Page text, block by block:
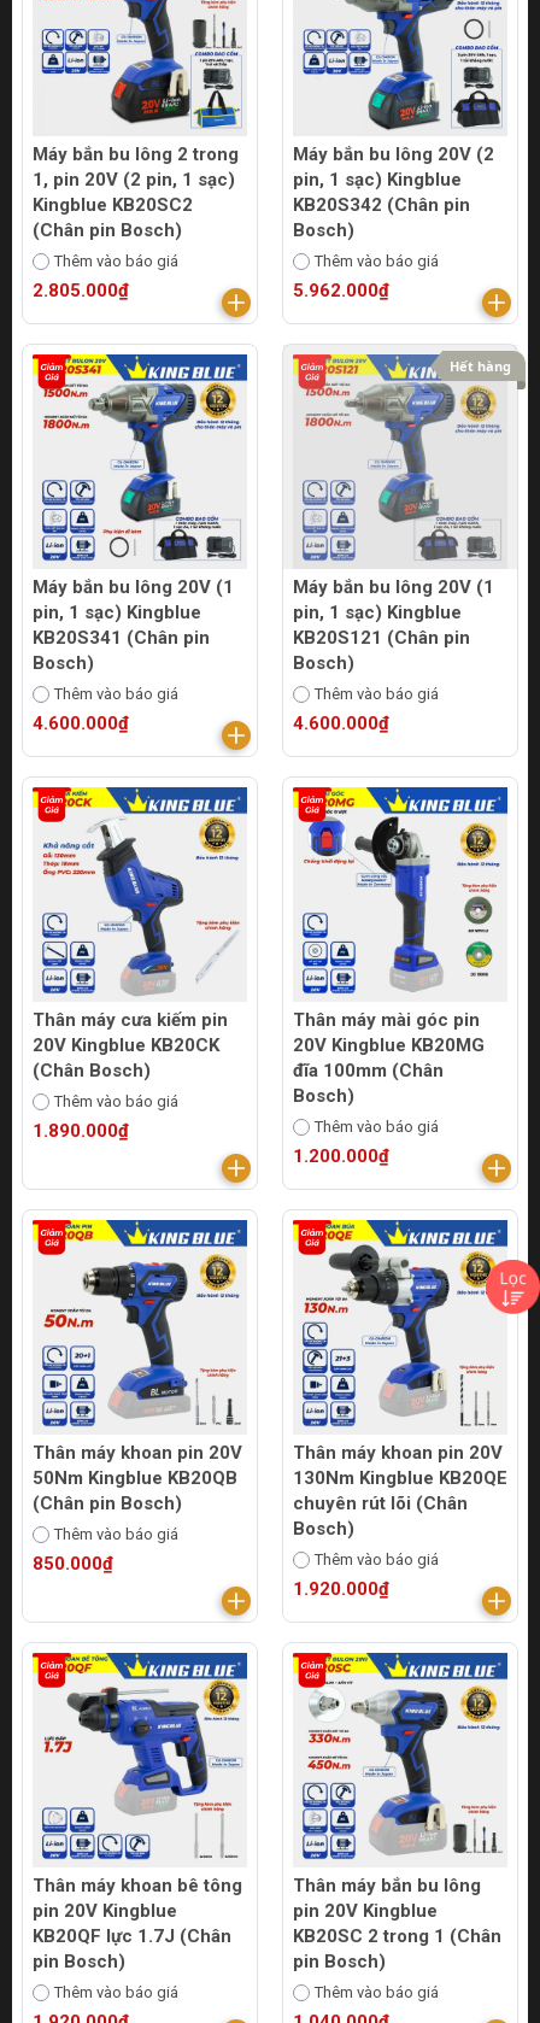
Máy bắn bu lông 2 trong
1, pin 20V (2 pin, 1 sạc)
Kingblue KB20SC2
(Chân pin Bosch)
Thêm vào báo giá
2.805.000₫
Máy bắn bu lông 20V (2
pin, 1 sạc) Kingblue
KB20S342 (Chân pin
Bosch)
Thêm vào báo giá
5.962.000₫
Máy bắn bu lông 20V (1
pin, 1 sạc) Kingblue
KB20S341 (Chân pin
Bosch)
Thêm vào báo giá
4.600.000₫
Hết hàng
Máy bắn bu lông 20V (1
pin, 1 sạc) Kingblue
KB20S121 (Chân pin
Bosch)
Thêm vào báo giá
4.600.000₫
Thân máy cưa kiếm pin
20V Kingblue KB20CK
(Chân Bosch)
Thêm vào báo giá
1.890.000₫
Thân máy mài góc pin
20V Kingblue KB20MG
đĩa 100mm (Chân
Bosch)
Thêm vào báo giá
1.200.000₫
Thân máy khoan pin 20V
50Nm Kingblue KB20QB
(Chân pin Bosch)
Thêm vào báo giá
850.000₫
Thân máy khoan pin 20V
130Nm Kingblue KB20QE
chuyên rút lõi (Chân
Bosch)
Thêm vào báo giá
1.920.000₫
Thân máy khoan bê tông
pin 20V Kingblue
KB20QF lực 1.7J (Chân
pin Bosch)
Thêm vào báo giá
Thân máy bắn bu lông
pin 20V Kingblue
KB20SC 2 trong 1 (Chân
pin Bosch)
Thêm vào báo giá